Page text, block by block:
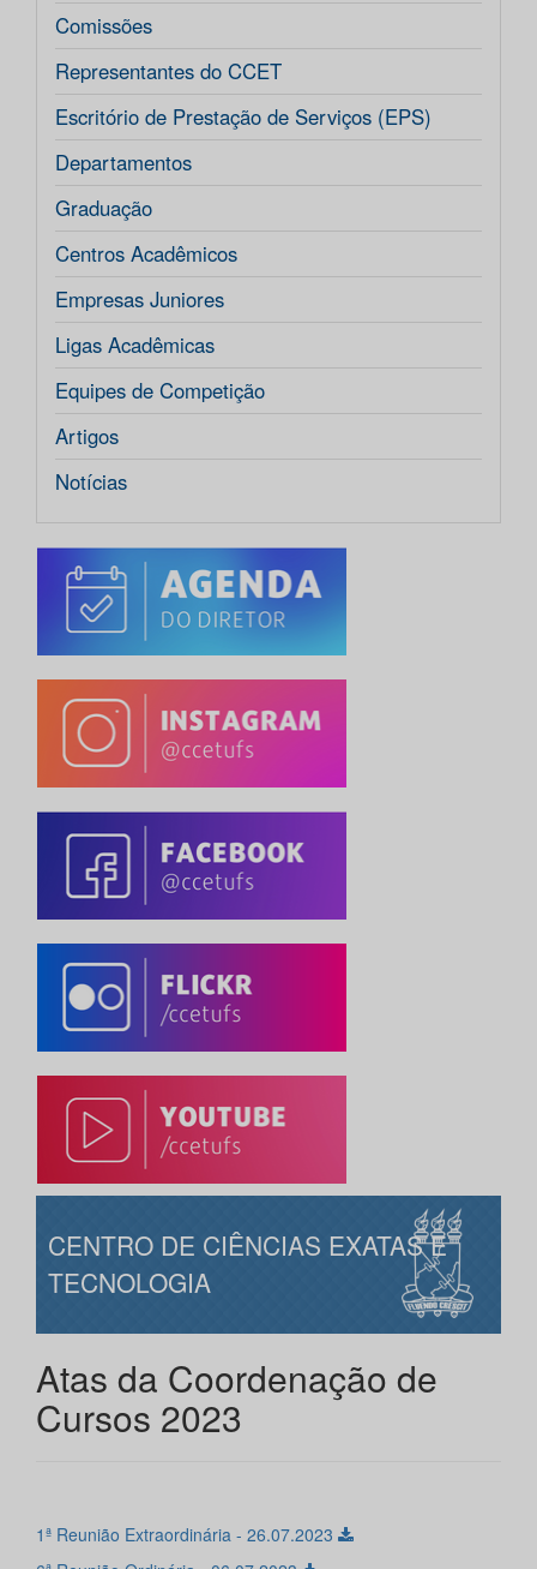
Comissões
Representantes do CCET
Escritório de Prestação de Serviços (EPS)
Departamentos
Graduação
Centros Acadêmicos
Empresas Juniores
Ligas Acadêmicas
Equipes de Competição
Artigos
Notícias
CENTRO DE CIÊNCIAS EXATAS E
TECNOLOGIA
Atas da Coordenação de
Cursos 2023
1ª Reunião Extraordinária - 26.07.2023